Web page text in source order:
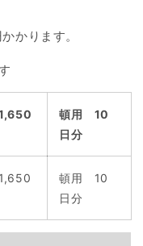
かります。
頓用 10
日分
頓用 10
日分